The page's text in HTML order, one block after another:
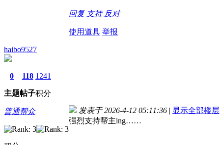
回复 支持 反对
使用道具 举报
haibo9527
0
主题
118
帖子
1241
积分
普通帮众 发表于 2026-4-12 05:11:36 | 显示全部楼层
强烈支持帮主ing……